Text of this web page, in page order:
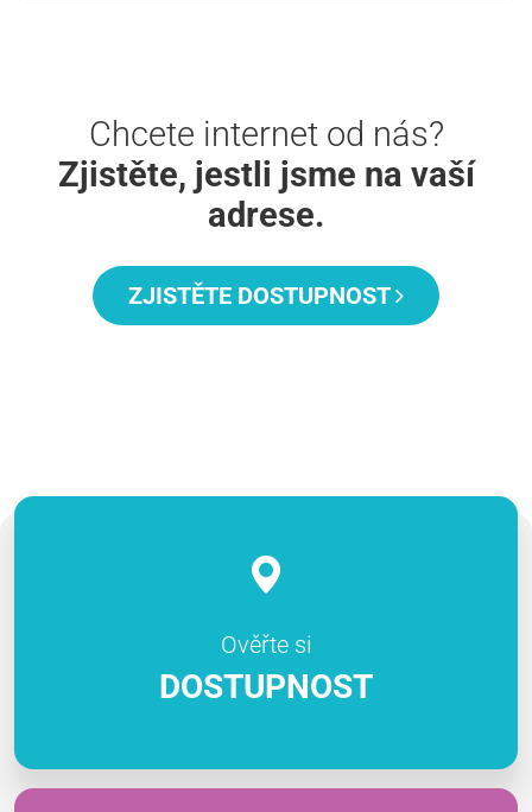
Chcete internet od nás?
Zjistěte, jestli jsme na vaší
adrese.
ZJISTĚTE DOSTUPNOST
Ověřte si
DOSTUPNOST